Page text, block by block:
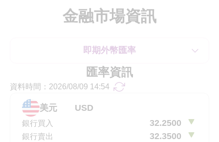
金融市場資訊
即期外幣匯率
匯率資訊
資料時間： 2026/08/09 14:54
更新資料
美元 USD
銀行買入 32.2500
銀行賣出 32.3500